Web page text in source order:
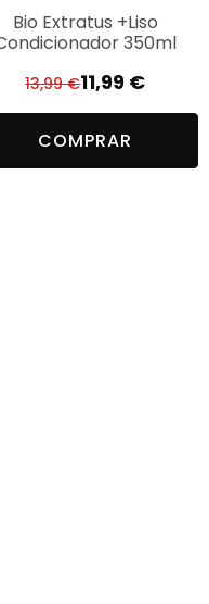
Bio Extratus +Liso
350ml
13,99€O
preço
original
era:
11,99 €
O
preço
atual
é:
COMPRAR